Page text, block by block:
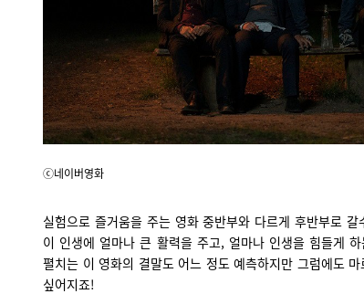
ⓒ네이버영화
실험으로 즐거움을 주는 영화 중반부와 다르게 후반부로
이 인생에 얼마나 큰 활력을 주고, 얼마나 인생을 힘들게
펼치는 이 영화의 결말도 어느 정도 예측하지만 그럼에도
싶어지죠!